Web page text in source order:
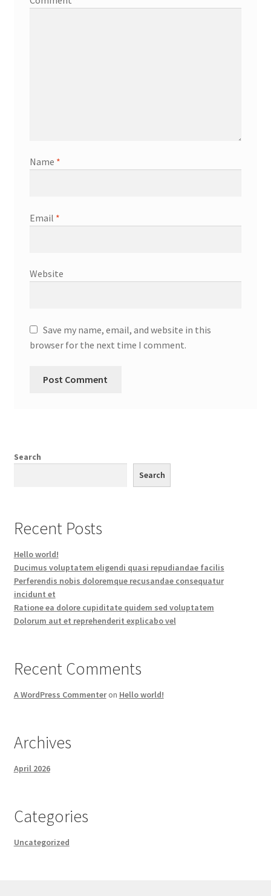
Name *
Email *
Website
Save my name, email, and website in this
browser for the next time I comment.
Search
Search
Recent Posts
Hello world!
Ducimus voluptatem eligendi quasi repudiandae facilis
Perferendis nobis doloremque recusandae consequatur
incidunt et
Ratione ea dolore cupiditate quidem sed voluptatem
Dolorum aut et reprehenderit explicabo vel
Recent Comments
A WordPress Commenteron Hello world!
Archives
April 2026
Categories
Uncategorized